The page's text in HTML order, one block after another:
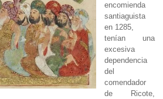
encomienda
santiaguista
en 1285,
tenían una
excesiva
dependencia
del
comendador
de Ricote,